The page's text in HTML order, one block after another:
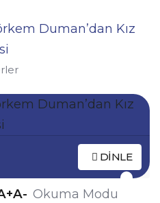
Duman’dan Kız
DINLE
A- Okuma Modu